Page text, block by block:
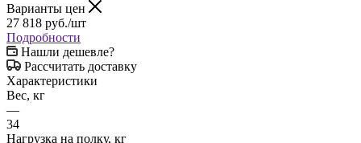
Варианты цен
27 818 руб./шт
Подробности
Нашли дешевле?
Рассчитать доставку
Характеристики
Вес, кг
—
34
Нагрузка на полку, кг